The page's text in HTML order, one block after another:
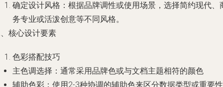
确定设计风格：根据品牌调性或使用场景，选择简约现代、
务专业或活泼创意等不同风格。
核心设计要素
色彩搭配技巧
主色调选择：通常采用品牌色或与文档主题相符的颜色
辅助色彩：使用2-3种协调的辅助色来区分数据类型或重要性